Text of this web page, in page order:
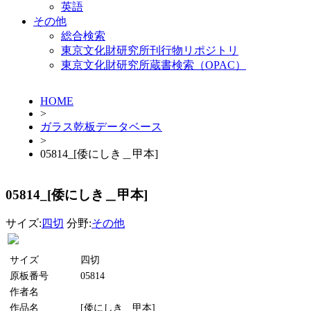
英語
その他
総合検索
東京文化財研究所刊行物リポジトリ
東京文化財研究所蔵書検索（OPAC）
HOME
>
ガラス乾板データベース
>
05814_[倭にしき＿甲本]
05814_[倭にしき＿甲本]
サイズ: 四切 分野:その他
サイズ
四切
原板番号
05814
作者名
作品名
[倭にしき＿甲本]